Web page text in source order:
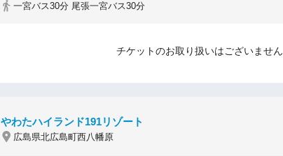
一宮バス30分 尾張一宮バス30分
チケットのお取り扱いはございません
やわたハイランド191リゾート
広島県北広島町西八幡原